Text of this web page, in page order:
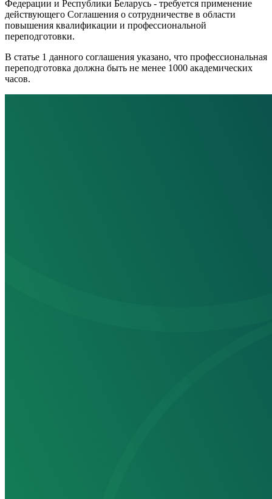
Федерации и Республики Беларусь - требуется применение
действующего Соглашения о сотрудничестве в области
повышения квалификации и профессиональной
переподготовки.
В статье 1 данного соглашения указано, что профессиональная
переподготовка должна быть не менее 1000 академических
часов.